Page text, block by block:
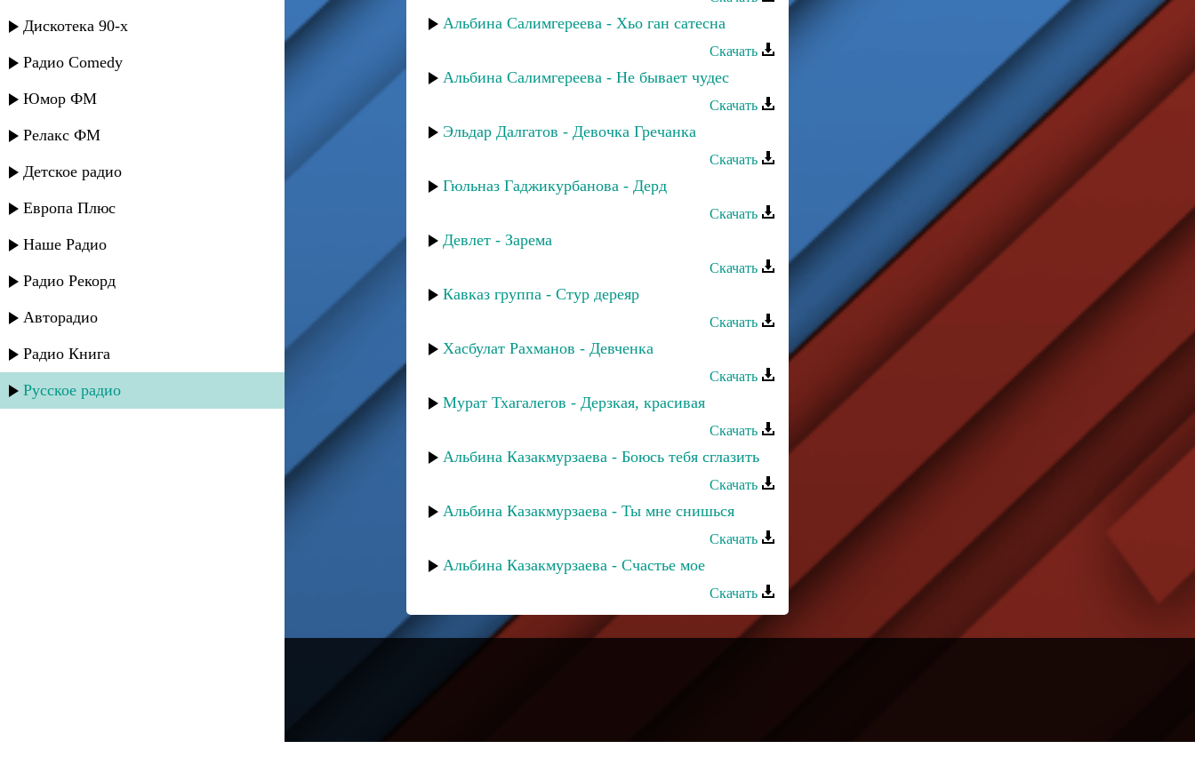
Дискотека 90-х
Радио Comedy
Юмор ФМ
Релакс ФМ
Детское радио
Европа Плюс
Наше Радио
Радио Рекорд
Авторадио
Радио Книга
Русское радио
Альбина Салимгереева - Хьо ган сатесна
Скачать
Альбина Салимгереева - Не бывает чудес
Скачать
Эльдар Далгатов - Девочка Гречанка
Скачать
Гюльназ Гаджикурбанова - Дерд
Скачать
Девлет - Зарема
Скачать
Кавказ группа - Стур дереяр
Скачать
Хасбулат Рахманов - Девченка
Скачать
Мурат Тхагалегов - Дерзкая, красивая
Скачать
Альбина Казакмурзаева - Боюсь тебя сглазить
Скачать
Альбина Казакмурзаева - Ты мне снишься
Скачать
Альбина Казакмурзаева - Счастье мое
Скачать